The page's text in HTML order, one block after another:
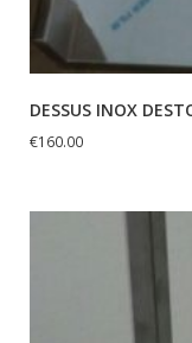
DESSUS INOX
€160.00